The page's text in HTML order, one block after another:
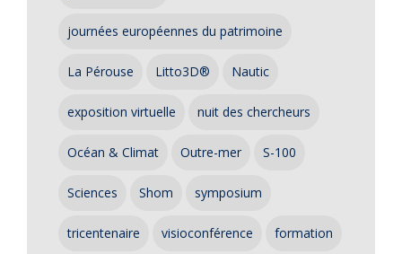
journées européennes du patrimoine
La Pérouse Litto3D® Nautic
exposition virtuelle nuit des chercheurs
Océan & Climat Outre-mer S-100
Sciences Shom symposium
tricentenaire visioconférence formation